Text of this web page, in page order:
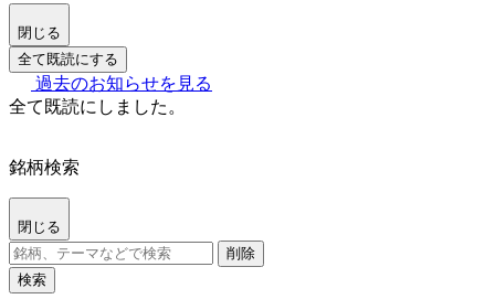
閉じる
全て既読にする
過去のお知らせを見る
全て既読にしました。
銘柄検索
閉じる
削除
検索